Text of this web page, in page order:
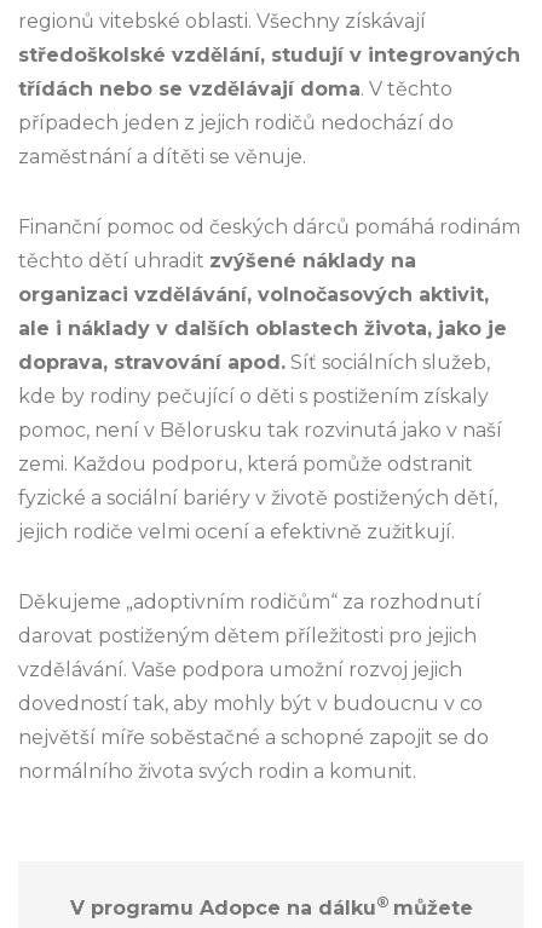
regionů vitebské oblasti. Všechny získávají
středoškolské vzdělání, studují v integrovaných
třídách nebo se vzdělávají doma. V těchto
případech jeden z jejich rodičů nedochází do
zaměstnání a dítěti se věnuje.
Finanční pomoc od českých dárců pomáhá rodinám
těchto dětí uhradit zvýšené náklady na
organizaci vzdělávání, volnočasových aktivit,
ale i náklady v dalších oblastech života, jako je
doprava, stravování apod. Síť sociálních služeb,
kde by rodiny pečující o děti s postižením získaly
pomoc, není v Bělorusku tak rozvinutá jako v naší
zemi. Každou podporu, která pomůže odstranit
fyzické a sociální bariéry v životě postižených dětí,
jejich rodiče velmi ocení a efektivně zužitkují.
Děkujeme „adoptivním rodičům“ za rozhodnutí
darovat postiženým dětem příležitosti pro jejich
vzdělávání. Vaše podpora umožní rozvoj jejich
dovedností tak, aby mohly být v budoucnu v co
největší míře soběstačné a schopné zapojit se do
normálního života svých rodin a komunit.
V programu Adopce na dálku® můžete